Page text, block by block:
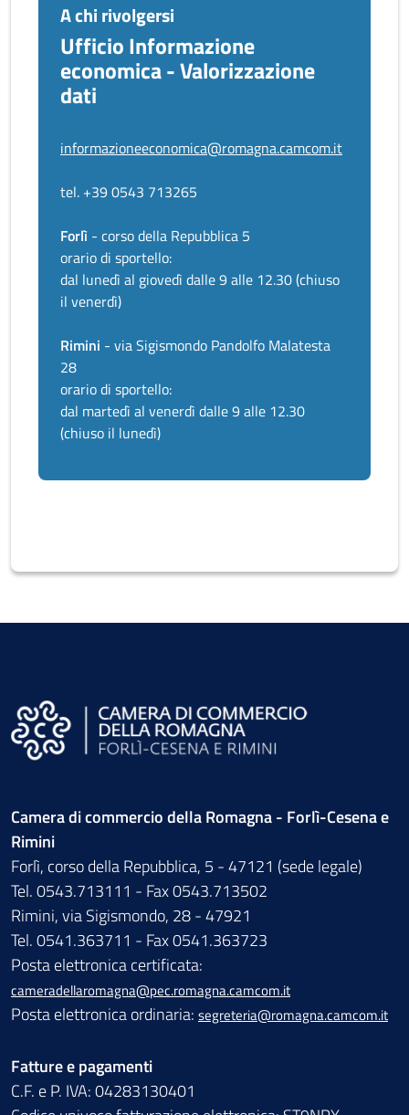
A chi rivolgersi
Ufficio Informazione
economica - Valorizzazione
dati
informazioneeconomica@romagna.camcom.it
tel. +39 0543 713265
Forlì - corso della Repubblica 5
orario di sportello:
dal lunedì al giovedì dalle 9 alle 12.30 (chiuso
il venerdì)
Rimini - via Sigismondo Pandolfo Malatesta
28
orario di sportello:
dal martedì al venerdì dalle 9 alle 12.30
(chiuso il lunedì)
Camera di commercio della Romagna - Forlì-Cesena e
Rimini
Forlì, corso della Repubblica, 5 - 47121 (sede legale)
Tel. 0543.713111 - Fax 0543.713502
Rimini, via Sigismondo, 28 - 47921
Tel. 0541.363711 - Fax 0541.363723
Posta elettronica certificata:
cameradellaromagna@pec.romagna.camcom.it
Posta elettronica ordinaria: segreteria@romagna.camcom.it
Fatture e pagamenti
C.F. e P. IVA: 04283130401